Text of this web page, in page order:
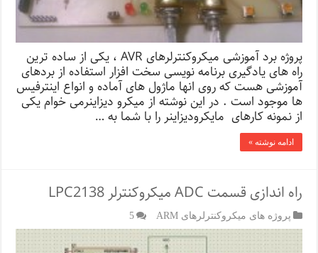
پروژه برد آموزشی میکروکنترلرهای AVR ،‌ یکی از ساده ترین
راه های یادگیری برنامه نویسی سخت افزار استفاده از بردهای
آموزشی هست که روی انها ماژول های آماده و انواع اینترفیس
ها موجود است . در این نوشته از میکرو دیزاینرمی خوام یکی
از نمونه کارهای مایکرودیزاینر را با شما به …
ادامه نوشته »
راه اندازی قسمت ADC میکروکنترلر LPC2138
پروژه های میکروکنترلرهای ARM 5